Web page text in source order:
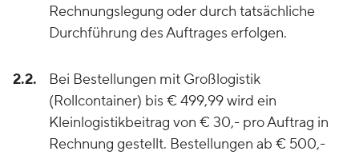
Rechnungslegung oder durch tatsächliche
Durchführung des Auftrages erfolgen.
2.2.
Bei Bestellungen mit Großlogistik
(Rollcontainer) bis € 499,99 wird ein
Kleinlogistikbeitrag von € 30,- pro Auftrag in
Rechnung gestellt. Bestellungen ab € 500,-